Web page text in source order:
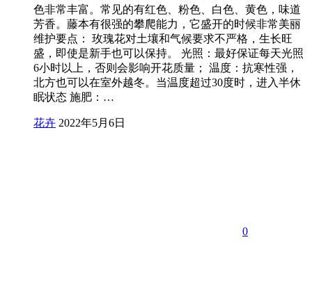
色非常丰富。常见的有红色、粉色、白色、黄色，味道
芳香。藤本有很强的攀爬能力，它盛开的时候非常美丽
维护要点： 玫瑰花对土壤和气候要求不严格，生长旺
盛，即使是新手也可以保持。 光照：最好保证每天光照
6小时以上，否则会影响开花质量； 温度：抗寒性强，
北方也可以在室外越冬。当温度超过30度时，进入半休
眠状态 施肥：…
花卉 2022年5月6日
0